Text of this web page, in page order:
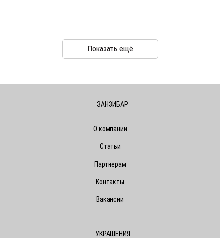
Показать ещё
ЗАНЗИБАР
О компании
Статьи
Партнерам
Контакты
Вакансии
УКРАШЕНИЯ